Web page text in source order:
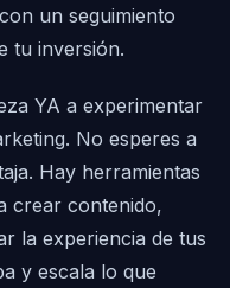
un seguimiento
tu inversión.
YA a experimentar
No esperes a
Hay herramientas
crear contenido,
la experiencia de tus
y escala lo que